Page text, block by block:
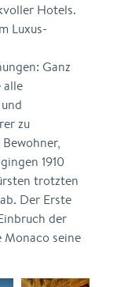
Hotels.
Luxus-
Ganz
alle
zu
1910
trotzten
Der Erste
der
seine